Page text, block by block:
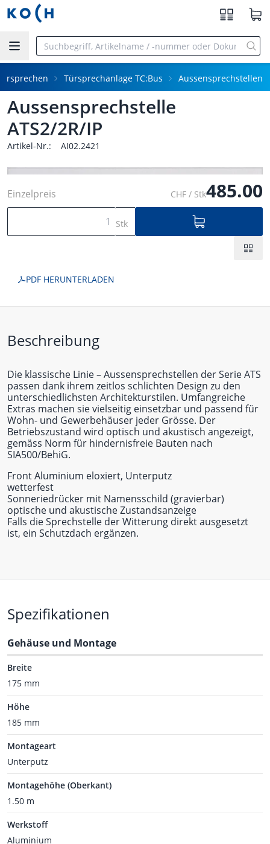
Zum Hauptinhalt springen
Türsprechanlage TC:Bus Aussensprechstellen
Aussensprechstelle
ATS2/2R/IP
Artikel-Nr.: AI02.2421
Einzelpreis CHF / Stk485.00
Stk
PDF HERUNTERLADEN
Beschreibung
Die klassische Linie – Aussensprechstellen der Serie ATS
passen dank ihrem zeitlos schlichten Design zu den
unterschiedlichsten Architekturstilen. Umfangreiche
Extras machen sie vielseitig einsetzbar und passend für
Wohn- und Gewerbehäuser jeder Grösse. Der
Betriebszustand wird optisch und akustisch angezeigt,
gemäss Norm für hindernisfreie Bauten nach
SIA500/BehiG.
Front Aluminium eloxiert, Unterputz
wetterfest
Sonneriedrücker mit Namensschild (gravierbar)
optische und akustische Zustandsanzeige
Falls die Sprechstelle der Witterung direkt ausgesetzt
ist, ein Schutzdach ergänzen.
Spezifikationen
Gehäuse und Montage
Breite
175 mm
Höhe
185 mm
Montageart
Unterputz
Montagehöhe (Oberkant)
1.50 m
Werkstoff
Aluminium